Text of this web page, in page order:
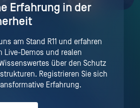
Erfahrung in der
am Stand R11 und erfahren
Live-Demos und realen
über den Schutz
Registrieren Sie sich
Erfahrung.